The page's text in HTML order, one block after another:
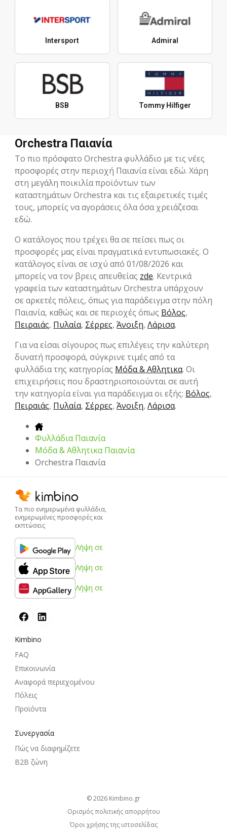
Intersport Admiral
BSB Tommy Hilfiger
Orchestra Παιανία
Το πιο πρόσφατο Orchestra φυλλάδιο με τις νέες
προσφορές στην περιοχή Παιανία είναι εδώ. Χάρη
στη μεγάλη ποικιλία προϊόντων των
καταστημάτων Orchestra και τις εξαιρετικές τιμές
τους, μπορείς να αγοράσεις όλα όσα χρειάζεσαι
εδώ.
Ο κατάλογος που τρέχει θα σε πείσει πως οι
προσφορές μας είναι πραγματικά εντυπωσιακές. Ο
κατάλογος είναι σε ισχύ από 01/08/2026 και
μπορείς να τον βρεις απευθείας zde. Κεντρικά
γραφεία των καταστημάτων Orchestra υπάρχουν
σε αρκετές πόλεις, όπως για παράδειγμα στην πόλη
Παιανία, καθώς και σε περιοχές όπως Βόλος,
Πειραιάς, Πυλαία, Σέρρες, Άνοιξη, Λάρισα.
Για να είσαι σίγουρος πως επιλέγεις την καλύτερη
δυνατή προσφορά, σύγκρινε τιμές από τα
φυλλάδια της κατηγορίας Μόδα & Aθλητικα. Οι
επιχειρήσεις που δραστηριοποιούνται σε αυτή
την κατηγορία είναι για παράδειγμα οι εξής: Βόλος,
Πειραιάς, Πυλαία, Σέρρες, Άνοιξη, Λάρισα.
Φυλλάδια Παιανία
Μόδα & Aθλητικα Παιανία
Orchestra Παιανία
Τα πιο ενημερωμένα φυλλάδια,
ενημερωμένες προσφορές και
εκπτώσεις
Λήψη σε
Λήψη σε
Λήψη σε
Kimbino
FAQ
Επικοινωνία
Αναφορά περιεχομένου
Πόλεις
Προϊόντα
Συνεργασία
Πώς να διαφημίζετε
B2B ζώνη
© 2026
kimbino.gr
Ορισμός πολιτικής απορρήτου
Όροι χρήσης της ιστοσελίδας